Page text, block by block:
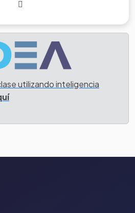
utilizando inteligencia